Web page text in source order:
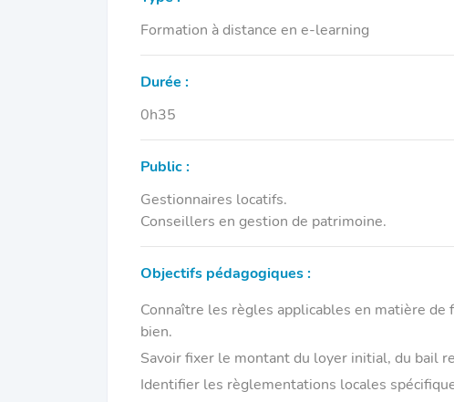
Formation à distance en e-learning
Durée :
0h35
Public :
Gestionnaires locatifs.
Conseillers en gestion de patrimoine.
Objectifs pédagogiques :
Connaître les règles applicables en matière
bien.
Savoir fixer le montant du loyer initial, du bail
Identifier les règlementations locales